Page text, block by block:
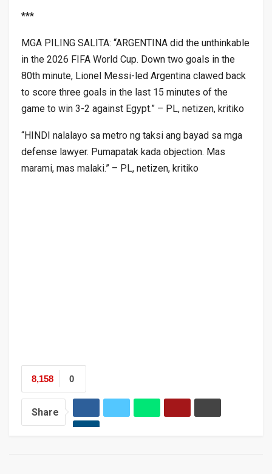
***
MGA PILING SALITA: “ARGENTINA did the unthinkable
in the 2026 FIFA World Cup. Down two goals in the
80th minute, Lionel Messi-led Argentina clawed back
to score three goals in the last 15 minutes of the
game to win 3-2 against Egypt.” – PL, netizen, kritiko
“HINDI nalalayo sa metro ng taksi ang bayad sa mga
defense lawyer. Pumapatak kada objection. Mas
marami, mas malaki.” – PL, netizen, kritiko
0
8,158
Share